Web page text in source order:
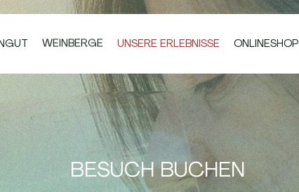
WEINBERGE UNSERE ERLEBNISSE ONLINESHOP
BESUCH BUCHEN